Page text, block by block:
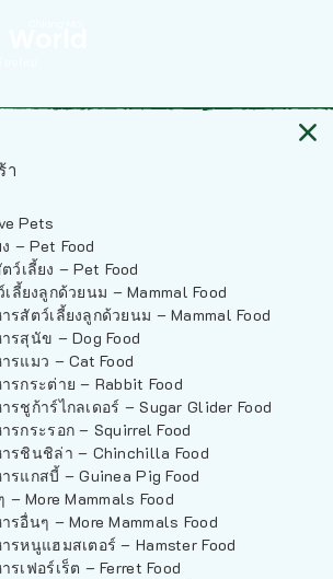
า
Pets
– Pet Food
ว์เลี้ยง – Pet Food
ลี้ยงลูกด้วยนม – Mammal Food
รสัตว์เลี้ยงลูกด้วยนม – Mammal Food
รสุนัข – Dog Food
รแมว – Cat Food
รกระต่าย – Rabbit Food
รชูก้าร์ไกลเดอร์ – Sugar Glider Food
รกระรอก – Squirrel Food
รชินชิล่า – Chinchilla Food
รแกสบี้ – Guinea Pig Food
– More Mammals Food
รอื่นๆ – More Mammals Food
รหนูแฮมสเตอร์ – Hamster Food
รเฟอร์เร็ต – Ferret Food